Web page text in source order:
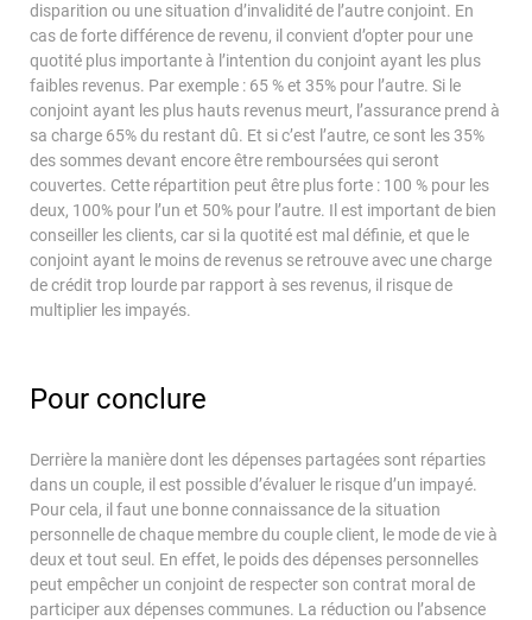
disparition ou une situation d’invalidité de l’autre conjoint. En
cas de forte différence de revenu, il convient d’opter pour une
quotité plus importante à l’intention du conjoint ayant les plus
faibles revenus. Par exemple : 65 % et 35% pour l’autre. Si le
conjoint ayant les plus hauts revenus meurt, l’assurance prend à
sa charge 65% du restant dû. Et si c’est l’autre, ce sont les 35%
des sommes devant encore être remboursées qui seront
couvertes. Cette répartition peut être plus forte : 100 % pour les
deux, 100% pour l’un et 50% pour l’autre. Il est important de bien
conseiller les clients, car si la quotité est mal définie, et que le
conjoint ayant le moins de revenus se retrouve avec une charge
de crédit trop lourde par rapport à ses revenus, il risque de
multiplier les impayés.
Pour conclure
Derrière la manière dont les dépenses partagées sont réparties
dans un couple, il est possible d’évaluer le risque d’un impayé.
Pour cela, il faut une bonne connaissance de la situation
personnelle de chaque membre du couple client, le mode de vie à
deux et tout seul. En effet, le poids des dépenses personnelles
peut empêcher un conjoint de respecter son contrat moral de
participer aux dépenses communes. La réduction ou l’absence